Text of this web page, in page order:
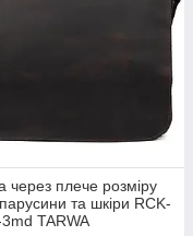
через плече розміру
та шкіри RCK-
TARWA